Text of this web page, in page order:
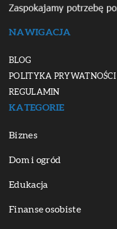
NAWIGACJA
BLOG
POLITYKA PRYWATNOŚCI
REGULAMIN
KATEGORIE
Biznes
Dom i ogród
Edukacja
Finanse osobiste